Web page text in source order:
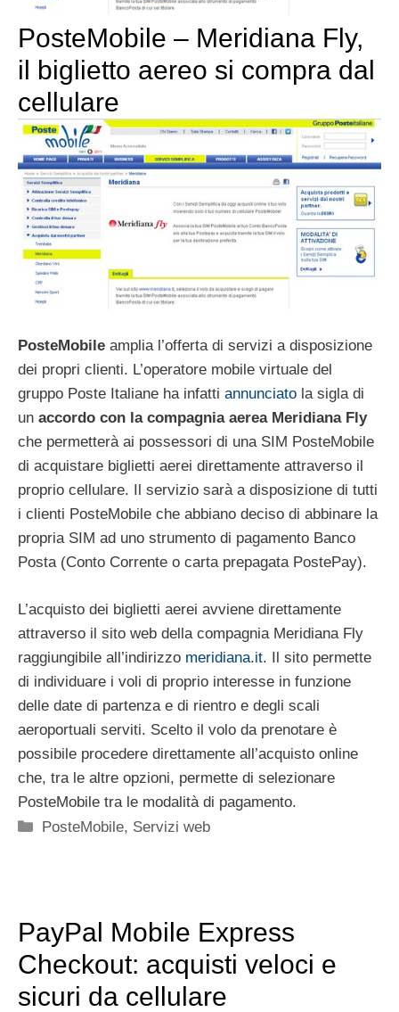
PosteMobile – Meridiana Fly,
il biglietto aereo si compra dal
cellulare
PosteMobile amplia l’offerta di servizi a disposizione
dei propri clienti. L’operatore mobile virtuale del
gruppo Poste Italiane ha infatti annunciato la sigla di
un accordo con la compagnia aerea Meridiana Fly
che permetterà ai possessori di una SIM PosteMobile
di acquistare biglietti aerei direttamente attraverso il
proprio cellulare. Il servizio sarà a disposizione di tutti
i clienti PosteMobile che abbiano deciso di abbinare la
propria SIM ad uno strumento di pagamento Banco
Posta (Conto Corrente o carta prepagata PostePay).
L’acquisto dei biglietti aerei avviene direttamente
attraverso il sito web della compagnia Meridiana Fly
raggiungibile all’indirizzo meridiana.it. Il sito permette
di individuare i voli di proprio interesse in funzione
delle date di partenza e di rientro e degli scali
aeroportuali serviti. Scelto il volo da prenotare è
possibile procedere direttamente all’acquisto online
che, tra le altre opzioni, permette di selezionare
PosteMobile tra le modalità di pagamento.
Categorie
PosteMobile, Servizi web
PayPal Mobile Express
Checkout: acquisti veloci e
sicuri da cellulare